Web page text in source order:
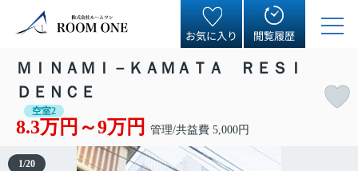
お気に入り 閲覧履歴
ＭＩＮＡＭＩ－ＫＡＭＡＴＡ ＲＥＳＩ
ＤＥＮＣＥ
空室2
8.3万円～9万円 管理/共益費 5,000円
1/20